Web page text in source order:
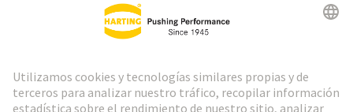
Ir al registro
Social Media